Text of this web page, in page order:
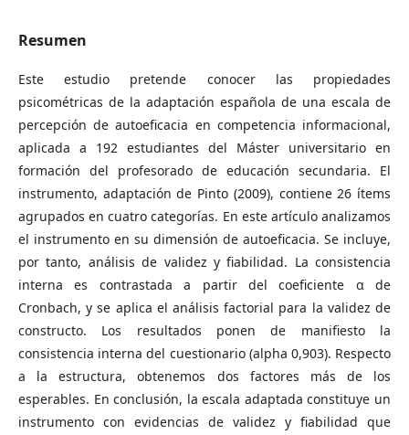
Resumen
Este estudio pretende conocer las propiedades
psicométricas de la adaptación española de una escala de
percepción de autoeficacia en competencia informacional,
aplicada a 192 estudiantes del Máster universitario en
formación del profesorado de educación secundaria. El
instrumento, adaptación de Pinto (2009), contiene 26 ítems
agrupados en cuatro categorías. En este artículo analizamos
el instrumento en su dimensión de autoeficacia. Se incluye,
por tanto, análisis de validez y fiabilidad. La consistencia
interna es contrastada a partir del coeficiente α de
Cronbach, y se aplica el análisis factorial para la validez de
constructo. Los resultados ponen de manifiesto la
consistencia interna del cuestionario (alpha 0,903). Respecto
a la estructura, obtenemos dos factores más de los
esperables. En conclusión, la escala adaptada constituye un
instrumento con evidencias de validez y fiabilidad que